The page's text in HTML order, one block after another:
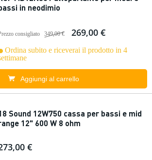
in neodimio
consigliato 349,00 € 269,00 €
Ordina subito e riceverai il prodotto in 4
Aggiungi al carrello
Sound 12W750 cassa per bassi e mid
12" 600 W 8 ohm
€